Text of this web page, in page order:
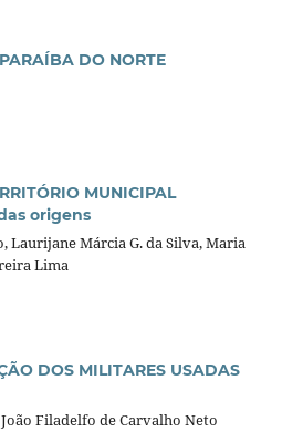
DO NORTE
MUNICIPAL
origens
Márcia G. da Silva, Maria
Lima
DOS MILITARES USADAS
Filadelfo de Carvalho Neto